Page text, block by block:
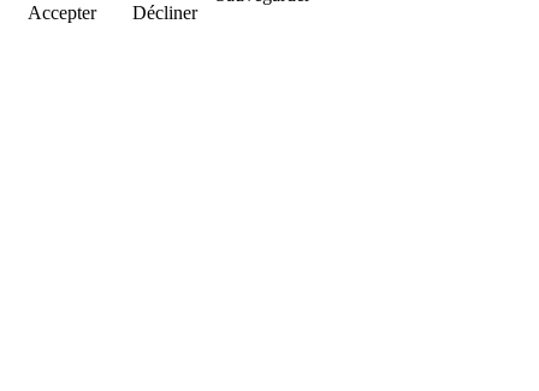
Accepter
Décliner